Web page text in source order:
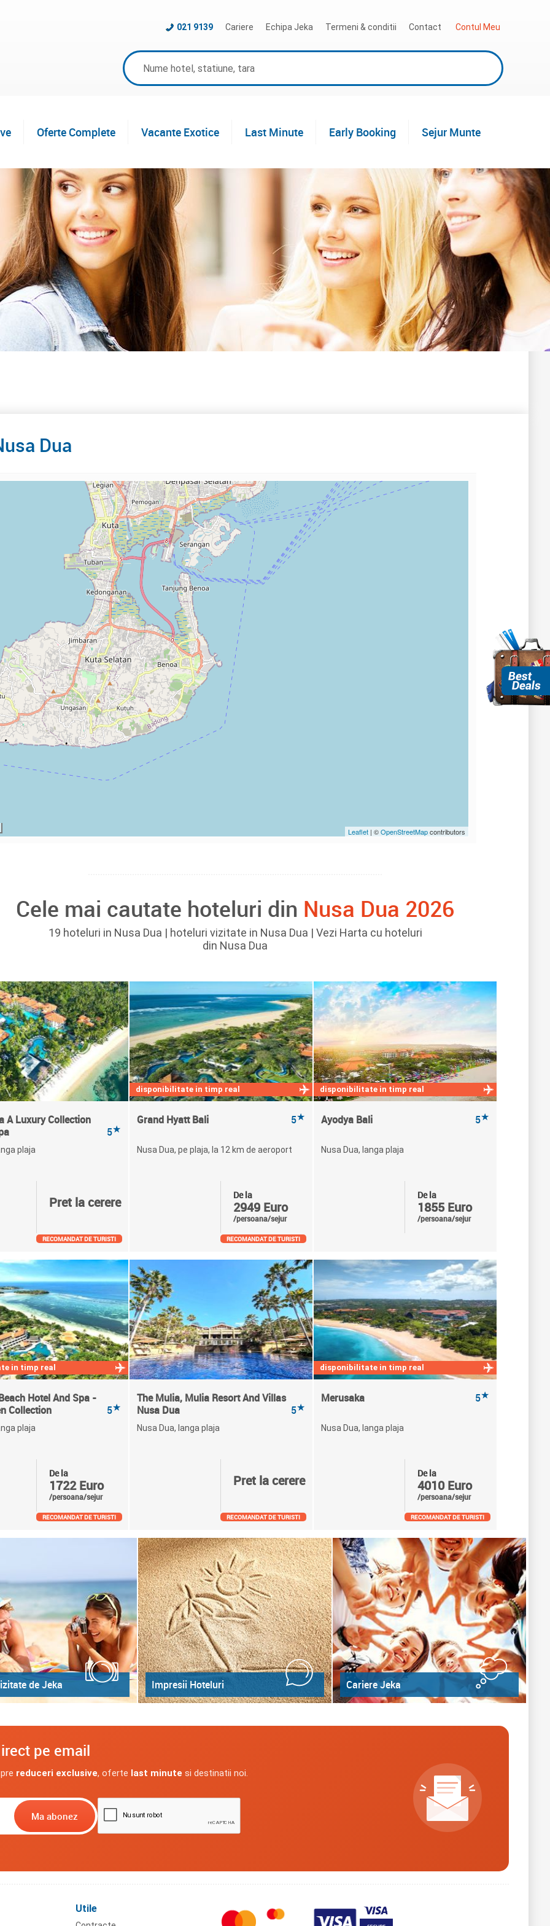
Cariere Echipa Jeka Termeni & conditii Contact Contul Meu
021 9139
Oferte Complete Vacante Exotice Last Minute Early Booking Sejur Munte
Dua
Leaflet| ©OpenStreetMapcontributors
Cele mai cautate hoteluri din Nusa Dua 2026
19 hoteluri in Nusa Dua | hoteluri vizitate in Nusa Dua | Vezi Harta cu hoteluri
din Nusa Dua
A Luxury Collection
5★
plaja
Pret la cerere
RECOMANDAT DE TURISTI
disponibilitate in timp real
Grand Hyatt Bali 5★
Nusa Dua, pe plaja, la 12 km de aeroport
De la
2949 Euro
/persoana/sejur
RECOMANDAT DE TURISTI
disponibilitate in timp real
Ayodya Bali 5★
Nusa Dua, langa plaja
De la
1855 Euro
/persoana/sejur
in timp real
Hotel And Spa -
Collection
5★
plaja
De la
1722 Euro
/persoana/sejur
RECOMANDAT DE TURISTI
The Mulia, Mulia Resort And Villas
Nusa Dua
5★
Nusa Dua, langa plaja
Pret la cerere
RECOMANDAT DE TURISTI
disponibilitate in timp real
Merusaka 5★
Nusa Dua, langa plaja
De la
4010 Euro
/persoana/sejur
RECOMANDAT DE TURISTI
de Jeka Impresii Hoteluri Cariere Jeka
pe email
reduceri exclusive, oferte last minute si destinatii noi.
Utile